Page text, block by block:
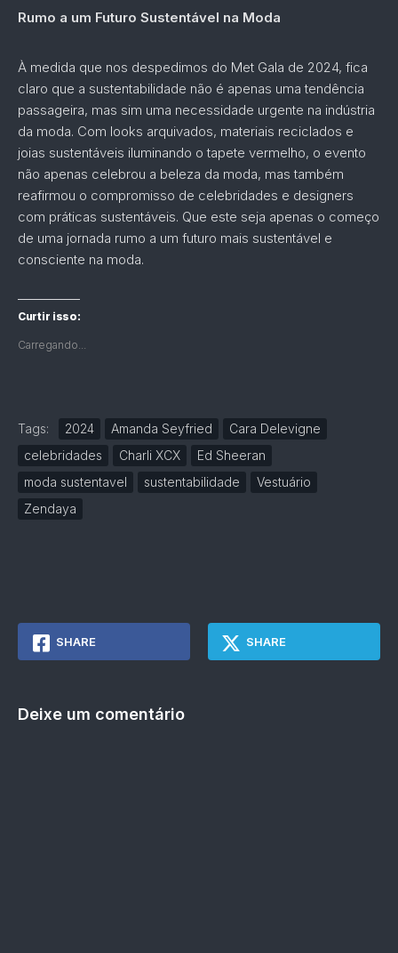
Rumo a um Futuro Sustentável na Moda
À medida que nos despedimos do Met Gala de 2024, fica
claro que a sustentabilidade não é apenas uma tendência
passageira, mas sim uma necessidade urgente na indústria
da moda. Com looks arquivados, materiais reciclados e
joias sustentáveis iluminando o tapete vermelho, o evento
não apenas celebrou a beleza da moda, mas também
reafirmou o compromisso de celebridades e designers
com práticas sustentáveis. Que este seja apenas o começo
de uma jornada rumo a um futuro mais sustentável e
consciente na moda.
Curtir isso:
Carregando...
Tags: 2024 Amanda Seyfried
Cara Delevigne
celebridades
Charli XCX
Ed Sheeran
moda sustentavel
sustentabilidade
Vestuário
Zendaya
SHARE SHARE
Deixe um comentário